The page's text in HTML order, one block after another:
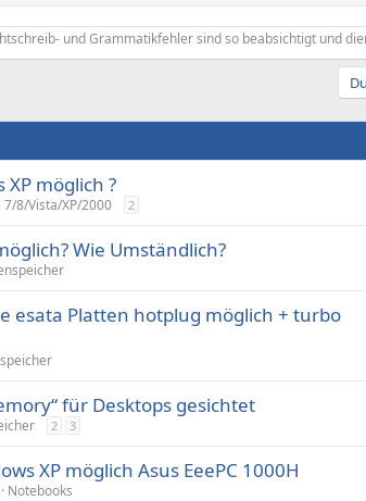
und Grammatikfehler sind so beabsichtigt und
möglich ?
7/8/Vista/XP/2000 2
Wie Umständlich?
esata Platten hotplug möglich + turbo
für Desktops gesichtet
2 3
XP möglich Asus EeePC 1000H
Notebooks